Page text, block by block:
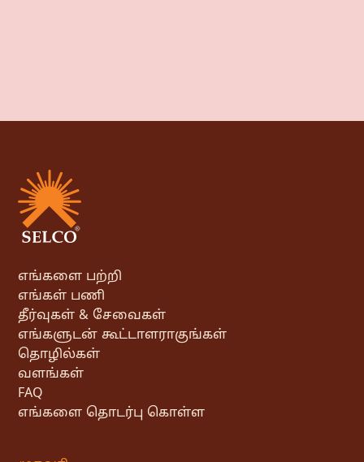
எங்களை பற்றி
எங்கள் பணி
தீர்வுகள் & சேவைகள்
எங்களுடன் கூட்டாளராகுங்கள்
தொழில்கள்
வளங்கள்
FAQ
எங்களை தொடர்பு கொள்ள